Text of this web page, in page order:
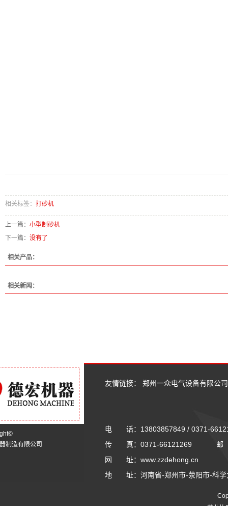
相关标签： 打砂机
上一篇： 小型制砂机
下一篇： 没有了
相关产品：
相关新闻：
制造有限公司
友情链接： 郑州一众电气设备有限公司
电 话：13803857849 / 0371-
传 真：0371-66121269 邮 箱
网 址：www.zzdehong.cn
地 址：河南省-郑州市-荥阳市-科学